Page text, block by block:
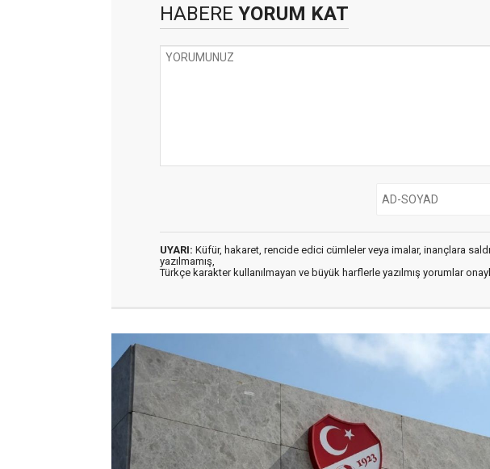
HABERE YORUM KAT
UYARI: Küfür, hakaret, rencide edici cümleler veya imalar, inançlara
yazılmamış,
Türkçe karakter kullanılmayan ve büyük harflerle yazılmış yorumlar